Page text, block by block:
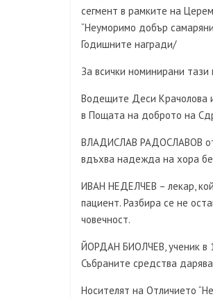
сегмент в рамките на
“Неуморимо добър
Годишните награди/
За всички номинирани
Водещите Деси Крачолова
в Пощата на доброто на
ВЛАДИСЛАВ РАДОСЛАВОВ от
вдъхва надежда на хора
ИВАН НЕДЕЛЧЕВ – лекар,
пациент. Разбира се не
човечност.
ЙОРДАН БИОЛЧЕВ, ученик в
Събраните средства
Носителят на Отличието